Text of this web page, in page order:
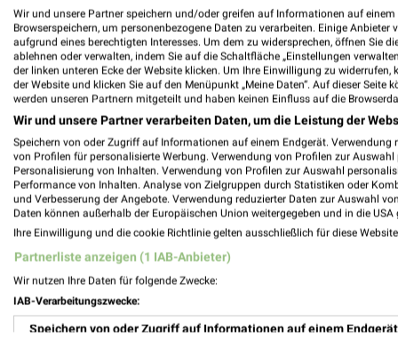
Wir und unsere Partner speichern und/oder greifen auf Informationen auf
Browserspeichern, um personenbezogene Daten zu verarbeiten. Einige
aufgrund eines berechtigten Interesses. Um dem zu widersprechen, öffnen Sie
ablehnen oder verwalten, indem Sie auf die Schaltfläche „Einstellungen
der linken unteren Ecke der Website klicken. Um Ihre Einwilligung zu
der Website und klicken Sie auf den Menüpunkt „Meine Daten“. Auf dieser
werden unseren Partnern mitgeteilt und haben keinen Einfluss auf die
Wir und unsere Partner verarbeiten Daten, um die Leistung der
Speichern von oder Zugriff auf Informationen auf einem Endgerät.
von Profilen für personalisierte Werbung. Verwendung von Profilen zur
Personalisierung von Inhalten. Verwendung von Profilen zur Auswahl
Performance von Inhalten. Analyse von Zielgruppen durch Statistiken oder
und Verbesserung der Angebote. Verwendung reduzierter Daten zur Auswahl
Daten können außerhalb der Europäischen Union weitergegeben und in die USA
Ihre Einwilligung und die cookie Richtlinie gelten ausschließlich für diese
Partnerliste anzeigen (1 IAB-Anbieter)
Wir nutzen Ihre Daten für folgende Zwecke:
IAB-Verarbeitungszwecke:
Speichern von oder Zugriff auf Informationen auf einem Endgerät